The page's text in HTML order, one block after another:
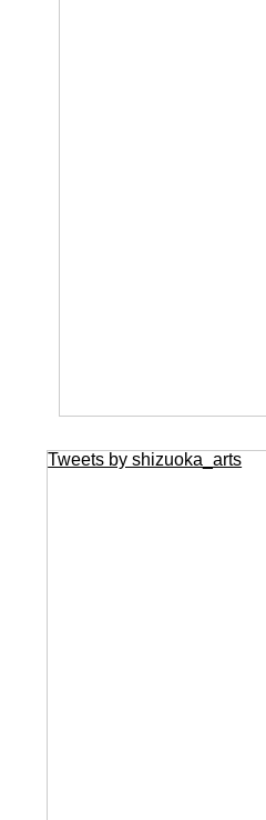
Tweets by shizuoka_arts